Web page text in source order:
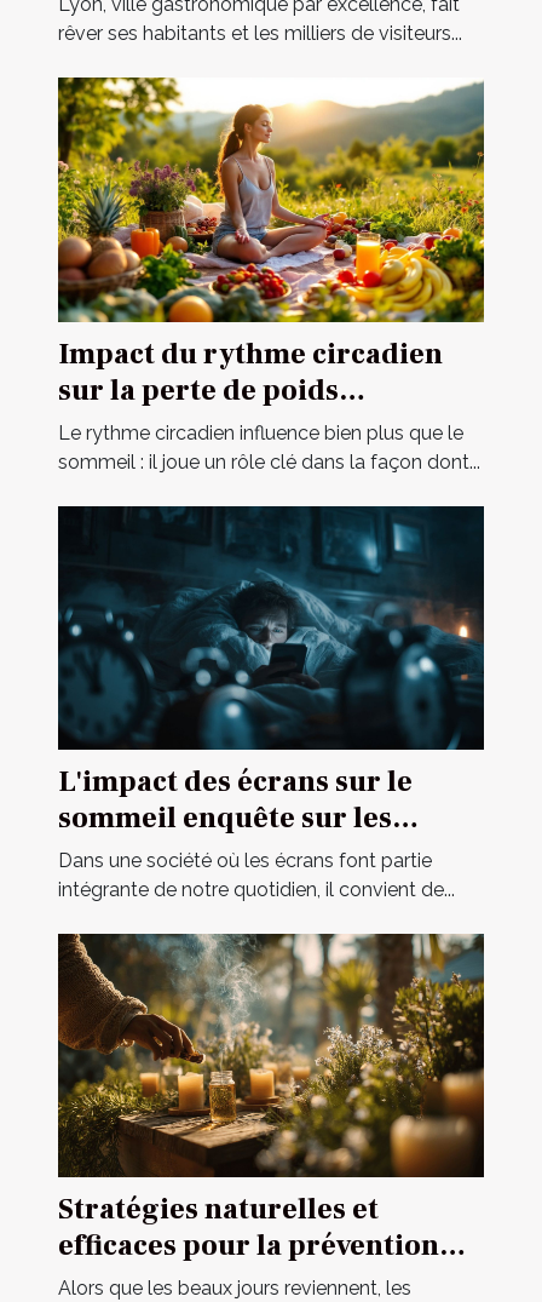
Lyon, ville gastronomique par excellence, fait
rêver ses habitants et les milliers de visiteurs...
Impact du rythme circadien
sur la perte de poids
abdominale
Le rythme circadien influence bien plus que le
sommeil : il joue un rôle clé dans la façon dont...
L'impact des écrans sur le
sommeil enquête sur les
meilleures pratiques pour une
hygiène numérique
Dans une société où les écrans font partie
intégrante de notre quotidien, il convient de...
Stratégies naturelles et
efficaces pour la prévention
des piqûres de moustique
Alors que les beaux jours reviennent, les